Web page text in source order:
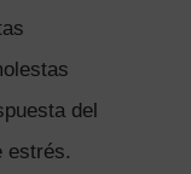
del
estrés.